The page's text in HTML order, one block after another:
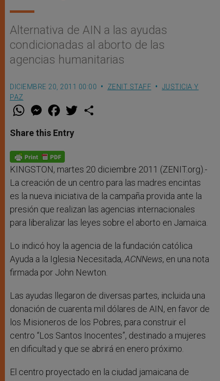
Alternativa de AIN a las ayudas
condicionadas al aborto de las
agencias humanitarias
DICIEMBRE 20, 2011 00:00 ZENIT STAFF
JUSTICIA Y
PAZ
W
t
s
p
p
M
e
s
e
g
e
r
F
a
e
b
o
k
w
Share this Entry
KINGSTON, martes 20 diciembre 2011 (ZENIT.org).-
La creación de un centro para las madres encintas
es la nueva iniciativa de la campaña provida ante la
presión que realizan las agencias internacionales
para liberalizar las leyes sobre el aborto en Jamaica.
Lo indicó hoy la agencia de la fundación católica
Ayuda a la Iglesia Necesitada,ACNNews, en una nota
firmada por John Newton.
Las ayudas llegaron de diversas partes, incluida una
donación de cuarenta mil dólares de AIN, en favor de
los Misioneros de los Pobres, para construir el
centro “Los Santos Inocentes”, destinado a mujeres
en dificultad y que se abrirá en enero próximo.
El centro proyectado en la ciudad jamaicana de